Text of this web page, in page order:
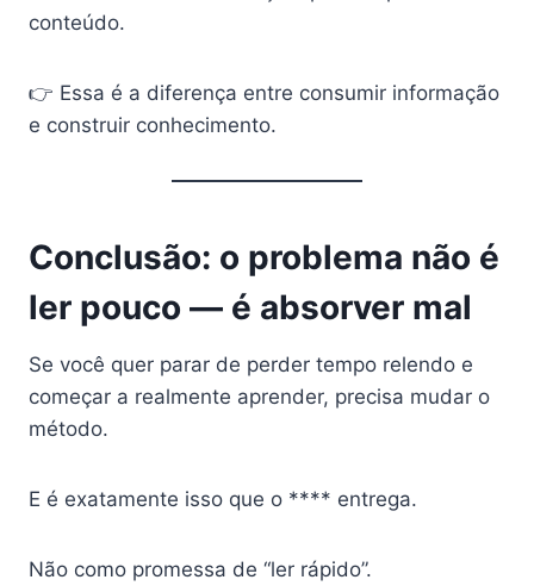
conteúdo.
👉 Essa é a diferença entre consumir informação
e construir conhecimento.
Conclusão: o problema não é
ler pouco — é absorver mal
Se você quer parar de perder tempo relendo e
começar a realmente aprender, precisa mudar o
método.
E é exatamente isso que o **** entrega.
Não como promessa de “ler rápido”.